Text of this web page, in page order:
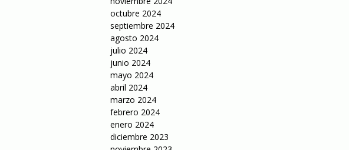
octubre 2024
septiembre 2024
agosto 2024
julio 2024
junio 2024
mayo 2024
abril 2024
marzo 2024
febrero 2024
enero 2024
diciembre 2023